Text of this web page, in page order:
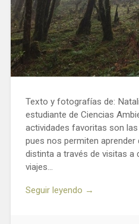
Texto y fotografías de:
estudiante de Ciencias
actividades favoritas son
pues nos permiten aprender
distinta a través de visitas a
viajes…
Seguir leyendo →